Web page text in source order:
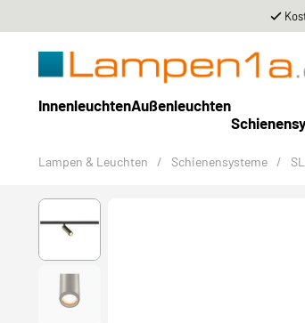
InnenleuchtenAußenleuchten
Lampen & Leuchten / Schienensysteme /